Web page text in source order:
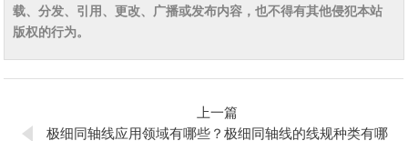
载、分发、引用、更改、广播或发布内容，也不得有其他侵犯本站
版权的行为。
上一篇
极细同轴线应用领域有哪些？极细同轴线的线规种类有哪